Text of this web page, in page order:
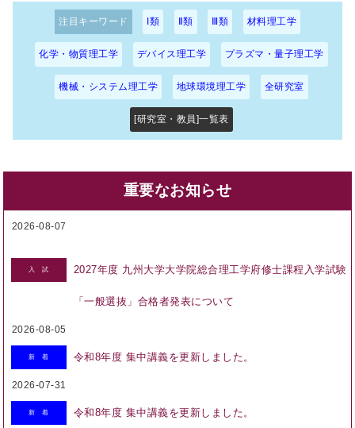
注目キーワード I類 Ⅱ類 Ⅲ類 材料理工学
化学・物質理工学 デバイス理工学 プラズマ・量子理工学
機械・システム理工学 地球環境理工学 全研究室
[研究室・教員]一覧表
重要なお知らせ
2026-08-07
入 試 2027年度 九州大学大学院総合理工学府修士課程入学試験
「一般選抜」合格者発表について
2026-08-05
新 着 令和8年度 集中講義を更新しました。
2026-07-31
新 着 令和8年度 集中講義を更新しました。